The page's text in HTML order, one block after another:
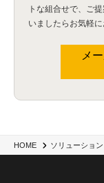
HOME ソリューション
トな組合せで、
ご
いましたらお気軽に
メ